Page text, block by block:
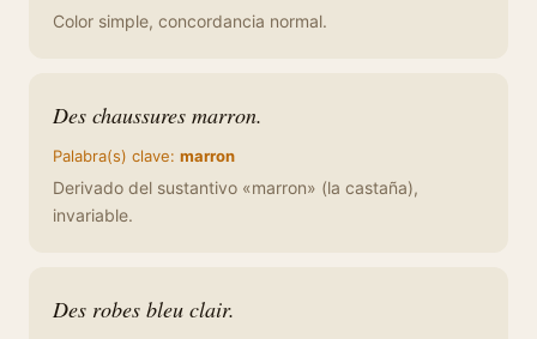
Color simple, concordancia normal.
Des chaussures marron.
Palabra(s) clave: marron
Derivado del sustantivo «marron» (la castaña),
invariable.
Des robes bleu clair.